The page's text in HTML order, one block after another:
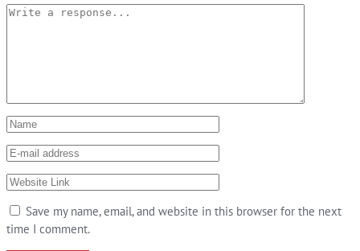
Save my name, email, and website in this browser for the next
time I comment.